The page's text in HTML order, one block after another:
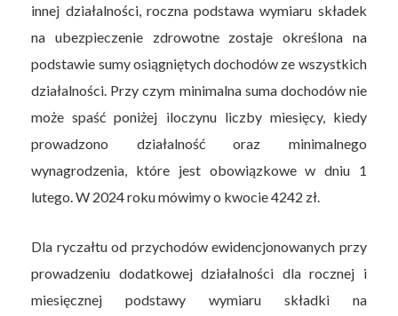
innej działalności, roczna podstawa wymiaru składek
na ubezpieczenie zdrowotne zostaje określona na
podstawie sumy osiągniętych dochodów ze wszystkich
działalności. Przy czym minimalna suma dochodów nie
może spaść poniżej iloczynu liczby miesięcy, kiedy
prowadzono działalność oraz minimalnego
wynagrodzenia, które jest obowiązkowe w dniu 1
lutego. W 2024 roku mówimy o kwocie 4242 zł.
Dla ryczałtu od przychodów ewidencjonowanych przy
prowadzeniu dodatkowej działalności dla rocznej i
miesięcznej podstawy wymiaru składki na